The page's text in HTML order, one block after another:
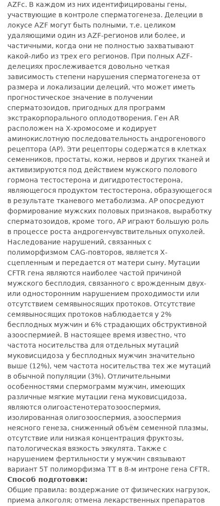
AZFc. В каждом из них идентифицированы гены,
участвующие в контроле сперматогенеза. Делеции в
локусе AZF могут быть полными, т.е. целиком
удаляющими один из AZF-регионов или более, и
частичными, когда они не полностью захватывают
какой-либо из трех его регионов. При полных AZF-
делециях прослеживается довольно четкая
зависимость степени нарушения сперматогенеза от
размера и локализации делеций, что может иметь
прогностическое значение в получении
сперматозоидов, пригодных для программ
экстракорпорального оплодотворения. Ген AR
расположен на Х-хромосоме и кодирует
аминокислотную последовательность андрогенового
рецептора (АР). Эти рецепторы содержатся в клетках
семенников, простаты, кожи, нервов и других тканей и
активизируются под действием мужского полового
гормона тестостерона и дигидротестостерона,
являющегося продуктом тестостерона, образующегося
в результате тканевого метаболизма. АР опосредуют
формирование мужских половых признаков, выработку
сперматозоидов, кроме того, АР играют большую роль
в процессе роста андрогенчувствительных опухолей.
Наследование нарушений, связанных с
полиморфизмом CAG-повторов, является Х-
сцепленным и передается от матери сыну. Мутации
CFTR гена являются наиболее частой причиной
мужского бесплодия, связанного с врожденным двух-
или односторонним нарушением проходимости или
отсутствием семявыносящих протоков. Отсутствие
семявыносящих протоков наблюдается у 2%
бесплодных мужчин и 6% страдающих обструктивной
азооспермией. В настоящее время известно, что
частота носительства для отдельных мутаций
муковисцидоза у бесплодных мужчин значительно
выше (12%), чем частота носительства тех же мутаций
в обычной популяции (3%). Отличительными
особенностями спермограмм мужчин, имеющих
различные мягкие мутации гена муковисцидоза,
являются олигоастенотератозооспермия,
изолированная олигозооспермия, азооспермия
неясного генеза, сниженный объём семенной плазмы,
отсутствие или низкая концентрация фруктозы,
патологическая вязкость эякулята. Также с
нарушением фертильности у мужчин связывают
вариант 5Т полиморфизма ТТ в 8-м интроне гена CFTR.
Способ подготовки:
Общие правила: воздержание от физических нагрузок,
приема алкоголя; отмена лекарственных препаратов